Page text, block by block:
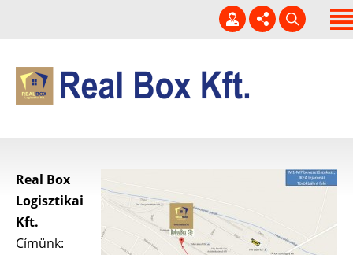
Kapcsolat
kapacitás!
06 20 229-3920
Real Box
Logisztikai
Kft.
Címünk: